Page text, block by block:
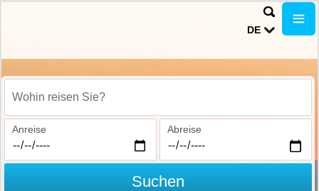
DE
Wohin reisen Sie?
Anreise Abreise
Suchen